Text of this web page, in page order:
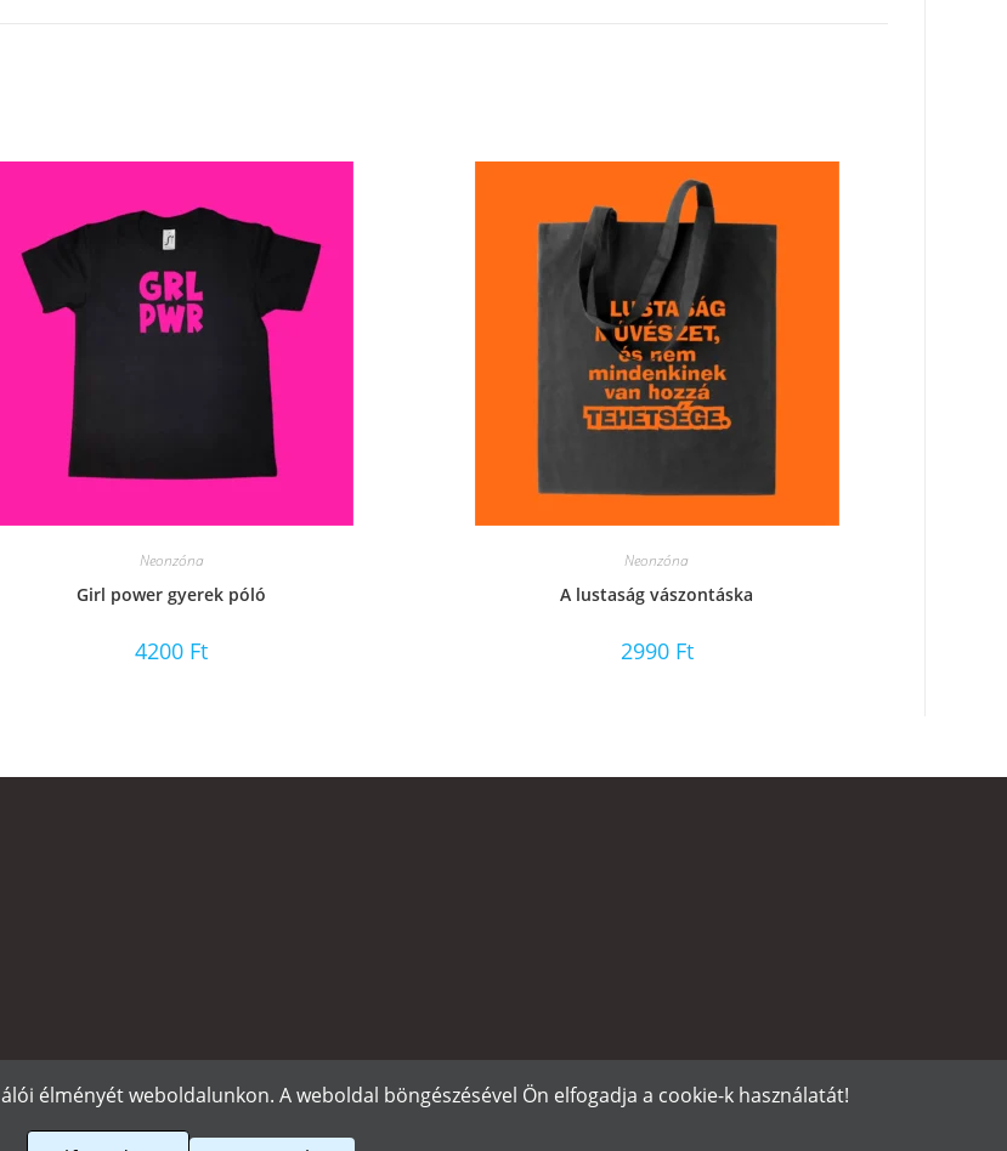
Neonzóna
Girl power gyerek póló
4200 Ft
Neonzóna
A lustaság vászontáska
2990 Ft
élményét weboldalunkon. A weboldal böngészésével Ön elfogadja a cookie-k használatát!